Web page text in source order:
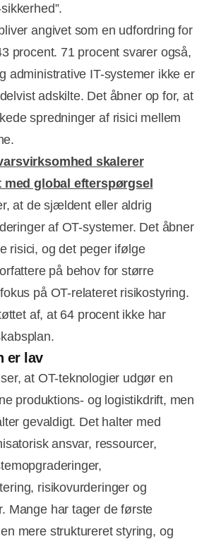
angivet som en udfordring for
procent. 71 procent svarer også,
administrative IT-systemer ikke er
adskilte. Det åbner op for, at
spredninger af risici mellem
skalerer
global efterspørgsel
at de sjældent eller aldrig
af OT-systemer. Det åbner
risici, og det peger ifølge
på behov for større
på OT-relateret risikostyring.
af, at 64 procent ikke har
er lav
at OT-teknologier udgør en
produktions- og logistikdrift, men
gevaldigt. Det halter med
ansvar, ressourcer,
risikovurderinger og
Mange har tager de første
mere struktureret styring, og